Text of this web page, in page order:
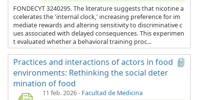
FONDECYT 3240295. The literature suggests that nicotine a
ccelerates the 'internal clock,' increasing preference for im
mediate rewards and altering sensitivity to discriminative c
ues associated with delayed consequences. This experimen
t evaluated whether a behavioral training proc...
Practices and interactions of actors in food
environments: Rethinking the social deter
mination of food
11 feb. 2026- Facultad de Medicina